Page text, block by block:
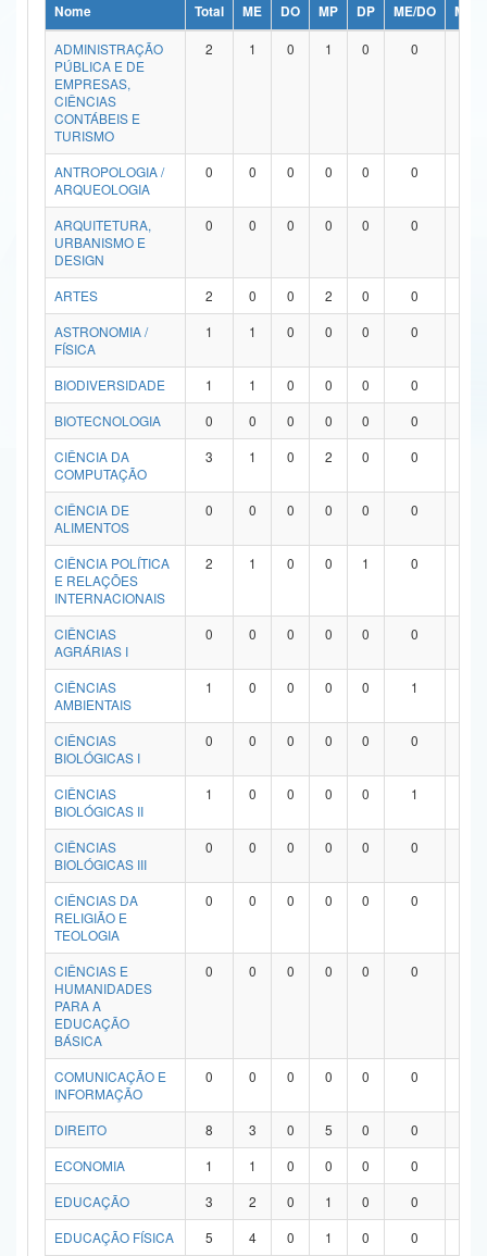
Ministério da Ciência, Tecnologia, Inovações e Comunicações
Ministério do Meio Ambiente
Ministério do Turismo
Ministério do Desenvolvimento Regional
Controladoria-Geral da União
Ministério da Mulher, da Família e dos Direitos Humanos
Secretaria de Governo
Advocacia-Geral da União
Banco Central do Brasil
Nome Total ME DO MP DP ME/DO
MP/
ADMINISTRAÇÃO
PÚBLICA E DE
EMPRESAS,
CIÊNCIAS
CONTÁBEIS E
TURISMO
2 1 0 1 0 0
ANTROPOLOGIA /
ARQUEOLOGIA
0 0 0 0 0 0
ARQUITETURA,
URBANISMO E
DESIGN
0 0 0 0 0 0
ARTES 2 0 0 2 0 0
ASTRONOMIA /
FÍSICA
1 1 0 0 0 0
BIODIVERSIDADE 1 1 0 0 0 0
BIOTECNOLOGIA
0 0 0 0 0 0
CIÊNCIA DA
COMPUTAÇÃO
3 1 0 2 0 0
CIÊNCIA DE
ALIMENTOS
0 0 0 0 0 0
CIÊNCIA POLÍTICA
E RELAÇÕES
INTERNACIONAIS
2 1 0 0 1 0
CIÊNCIAS
AGRÁRIAS I
0 0 0 0 0 0
CIÊNCIAS
AMBIENTAIS
1 0 0 0 0 1
CIÊNCIAS
BIOLÓGICAS I
0 0 0 0 0 0
CIÊNCIAS
BIOLÓGICAS II
1 0 0 0 0 1
CIÊNCIAS
BIOLÓGICAS III
0 0 0 0 0 0
CIÊNCIAS DA
RELIGIÃO E
TEOLOGIA
0 0 0 0 0 0
CIÊNCIAS E
HUMANIDADES
PARA A
EDUCAÇÃO
BÁSICA
0 0 0 0 0 0
COMUNICAÇÃO E
INFORMAÇÃO
0 0 0 0 0 0
DIREITO 8 3 0 5 0 0
ECONOMIA
1 1 0 0 0 0
EDUCAÇÃO
3 2 0 1 0 0
EDUCAÇÃO FÍSICA
5 4 0 1 0 0